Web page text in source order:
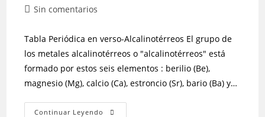
Sin comentarios
Tabla Periódica en verso-Alcalinotérreos El grupo de
los metales alcalinotérreos o "alcalinotérreos" está
formado por estos seis elementos : berilio (Be),
magnesio (Mg), calcio (Ca), estroncio (Sr), bario (Ba) y…
Continuar Leyendo